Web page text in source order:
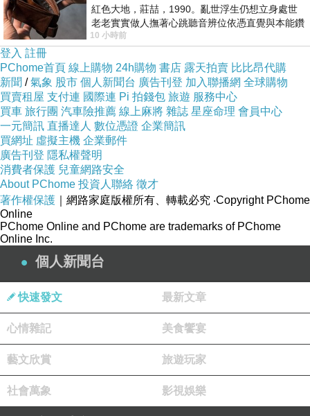
紅色大地，莊喆，1990。亂世浮生仍想立身處世
老老實實做人撫著心跳聽音辨位依憑直覺與本能鑽
向裂隙的亮處探索另一個心聲另一個共鳴的
10 小時前
登入 註冊
PChome首頁 線上購物 24h購物 書店 露天拍賣 比比昂代購
新聞 /氣象 股市 個人新聞台 廣告刊登 加入聯播網 全球購物
買賣租屋 支付連 國際連 Pi 拍錢包 旅遊 服務中心
買車 旅行團 汽車險推薦 線上麻將 雜誌 星座命理 會員中心
一元簡訊 直播達人 數位憑證 企業簡訊
買網址 虛擬主機 企業郵件
廣告刊登 隱私權聲明
消費者保護 兒童網路安全
About PChome 投資人聯絡 徵才
著作權保護 ｜網路家庭版權所有、轉載必究 ‧Copyright PChome
Online
PChome Online and PChome are trademarks of PChome
Online Inc.
個人新聞台
快速發文 最新文章
心情雜記 美食饗宴
藝文欣賞 旅遊玩家
社會萬象 影視娛樂